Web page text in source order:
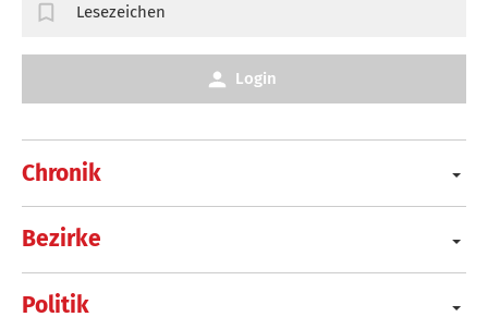
Chronik
Bezirke
Politik
Lesezeichen
Login